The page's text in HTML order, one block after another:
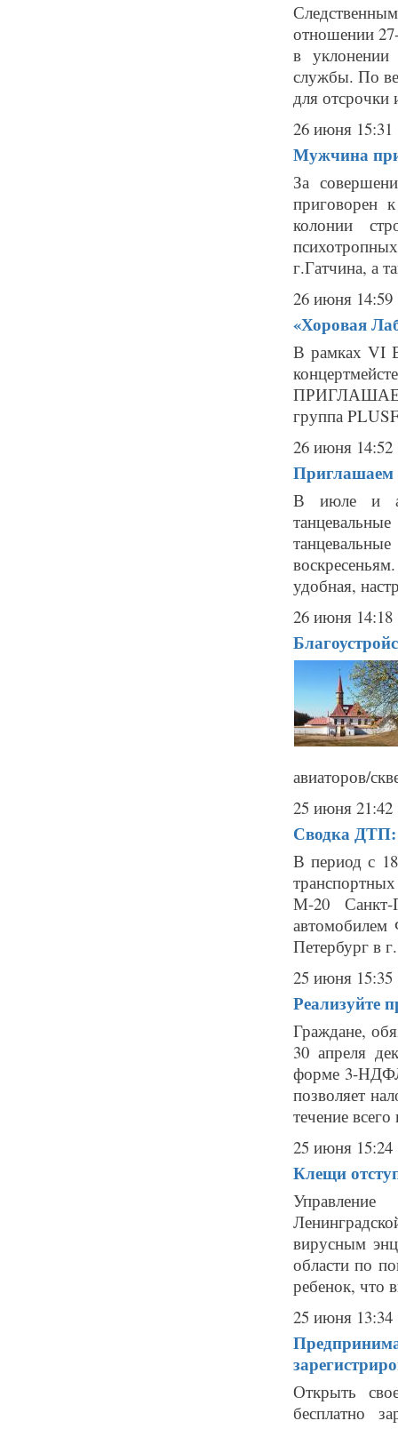
отношении
в уклонении
службы. По
для
26 июня 15:31
Мужчина
За
приговорен
колонии
г.Гатчина, а
26 июня 14:59
«Хоровая
В рамках VI
ПРИГЛАШАЕМ
группа
26 июня 14:52
Приглашаем
В июле и
удобная,
26 июня 14:18
авиаторов/
25 июня 21:42
Сводка ДТП:
В период с
М-20
автомобилем
Петербург в
25 июня 15:35
Реализуйте
Граждане,
30 апреля
форме 3-НДФЛ
позволяет
течение
25 июня 15:24
Клещи
вирусным
области по
ребенок, что
25 июня 13:34
Открыть
бесплатно